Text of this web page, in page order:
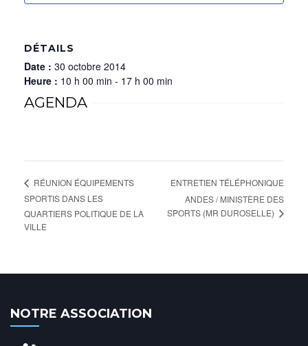
DÉTAILS
Date : 30 octobre 2014
Heure : 10 h 00 min - 17 h 00 min
AGENDA
RÉUNION ÉQUIPEMENTS
SPORTIS DANS LES
QUARTIERS POLITIQUE DE LA
VILLE
ENTRETIEN TÉLÉPHONIQUE
ANDES / MINISTÈRE DES
SPORTS (MR DUROSELLE)
NOTRE ASSOCIATION